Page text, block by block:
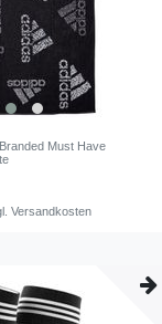
Must Have
Versandkosten